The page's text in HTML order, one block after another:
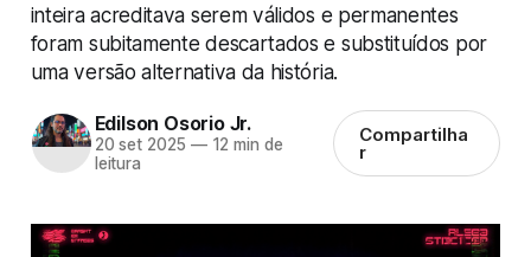
inteira acreditava serem válidos e permanentes
foram subitamente descartados e substituídos por
uma versão alternativa da história.
Edilson Osorio Jr.
20 set 2025 —12 min de
leitura
Compartilha
r